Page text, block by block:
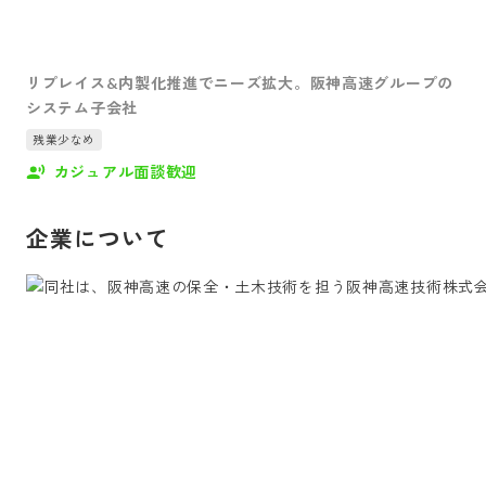
リプレイス&内製化推進でニーズ拡大。阪神高速グループの
システム子会社
残業少なめ
カジュアル面談歓迎
企業について